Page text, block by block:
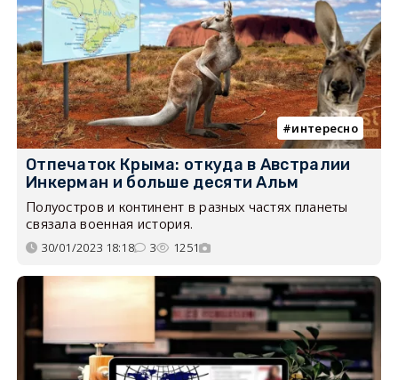
интересно
Отпечаток Крыма: откуда в Австралии
Инкерман и больше десяти Альм
Полуостров и континент в разных частях планеты
связала военная история.
30/01/2023 18:18 3 1251